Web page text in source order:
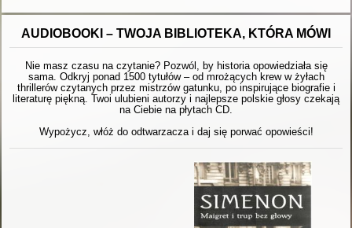
AUDIOBOOKI – TWOJA BIBLIOTEKA, KTÓRA MÓWI
Nie masz czasu na czytanie? Pozwól, by historia opowiedziała się
sama. Odkryj ponad 1500 tytułów – od mrożących krew w żyłach
thrillerów czytanych przez mistrzów gatunku, po inspirujące biografie i
literaturę piękną. Twoi ulubieni autorzy i najlepsze polskie głosy czekają
na Ciebie na płytach CD.
Wypożycz, włóż do odtwarzacza i daj się porwać opowieści!